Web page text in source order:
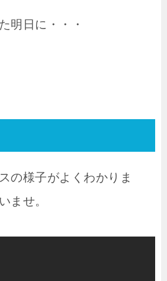
明日に・・・
の様子がよくわかりま
ませ。